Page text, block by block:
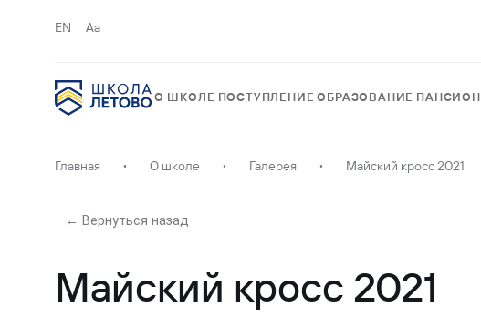
EN Aa
О ШКОЛЕ ПОСТУПЛЕНИЕ ОБРАЗОВАНИЕ ПАНСИОН
Главная • О школе • Галерея • Майский кросс 2021
← Вернуться назад
Майский кросс 2021